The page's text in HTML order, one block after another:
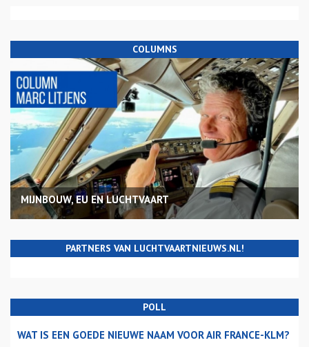
COLUMNS
MIJNBOUW, EU EN LUCHTVAART
PARTNERS VAN LUCHTVAARTNIEUWS.NL!
POLL
WAT IS EEN GOEDE NIEUWE NAAM VOOR AIR FRANCE-KLM?